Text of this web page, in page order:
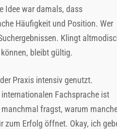
Idee war damals, dass
Häufigkeit und Position. Wer
Klingt
bleibt gültig.
Praxis intensiv genutzt.
Fachsprache ist
manchmal fragst, warum
zum Erfolg öffnet. Okay, ich